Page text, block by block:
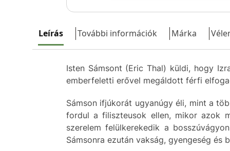
Leírás További információk Márka
Isten Sámsont (Eric Thal) küldi, hogy
emberfeletti erővel megáldott férfi
Sámson ifjúkorát ugyanúgy éli, mint a
fordul a filiszteusok ellen, mikor azok
szerelem felülkerekedik a
Sámsonra ezután vakság, gyengeség